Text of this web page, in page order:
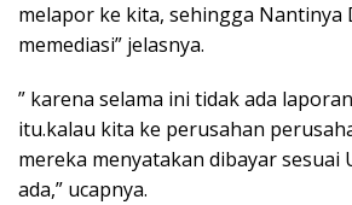
melapor ke kita, sehingga Nantinya
memediasi” jelasnya.
” karena selama ini tidak ada
itu.kalau kita ke perusahan
mereka menyatakan dibayar sesuai
ada,” ucapnya.